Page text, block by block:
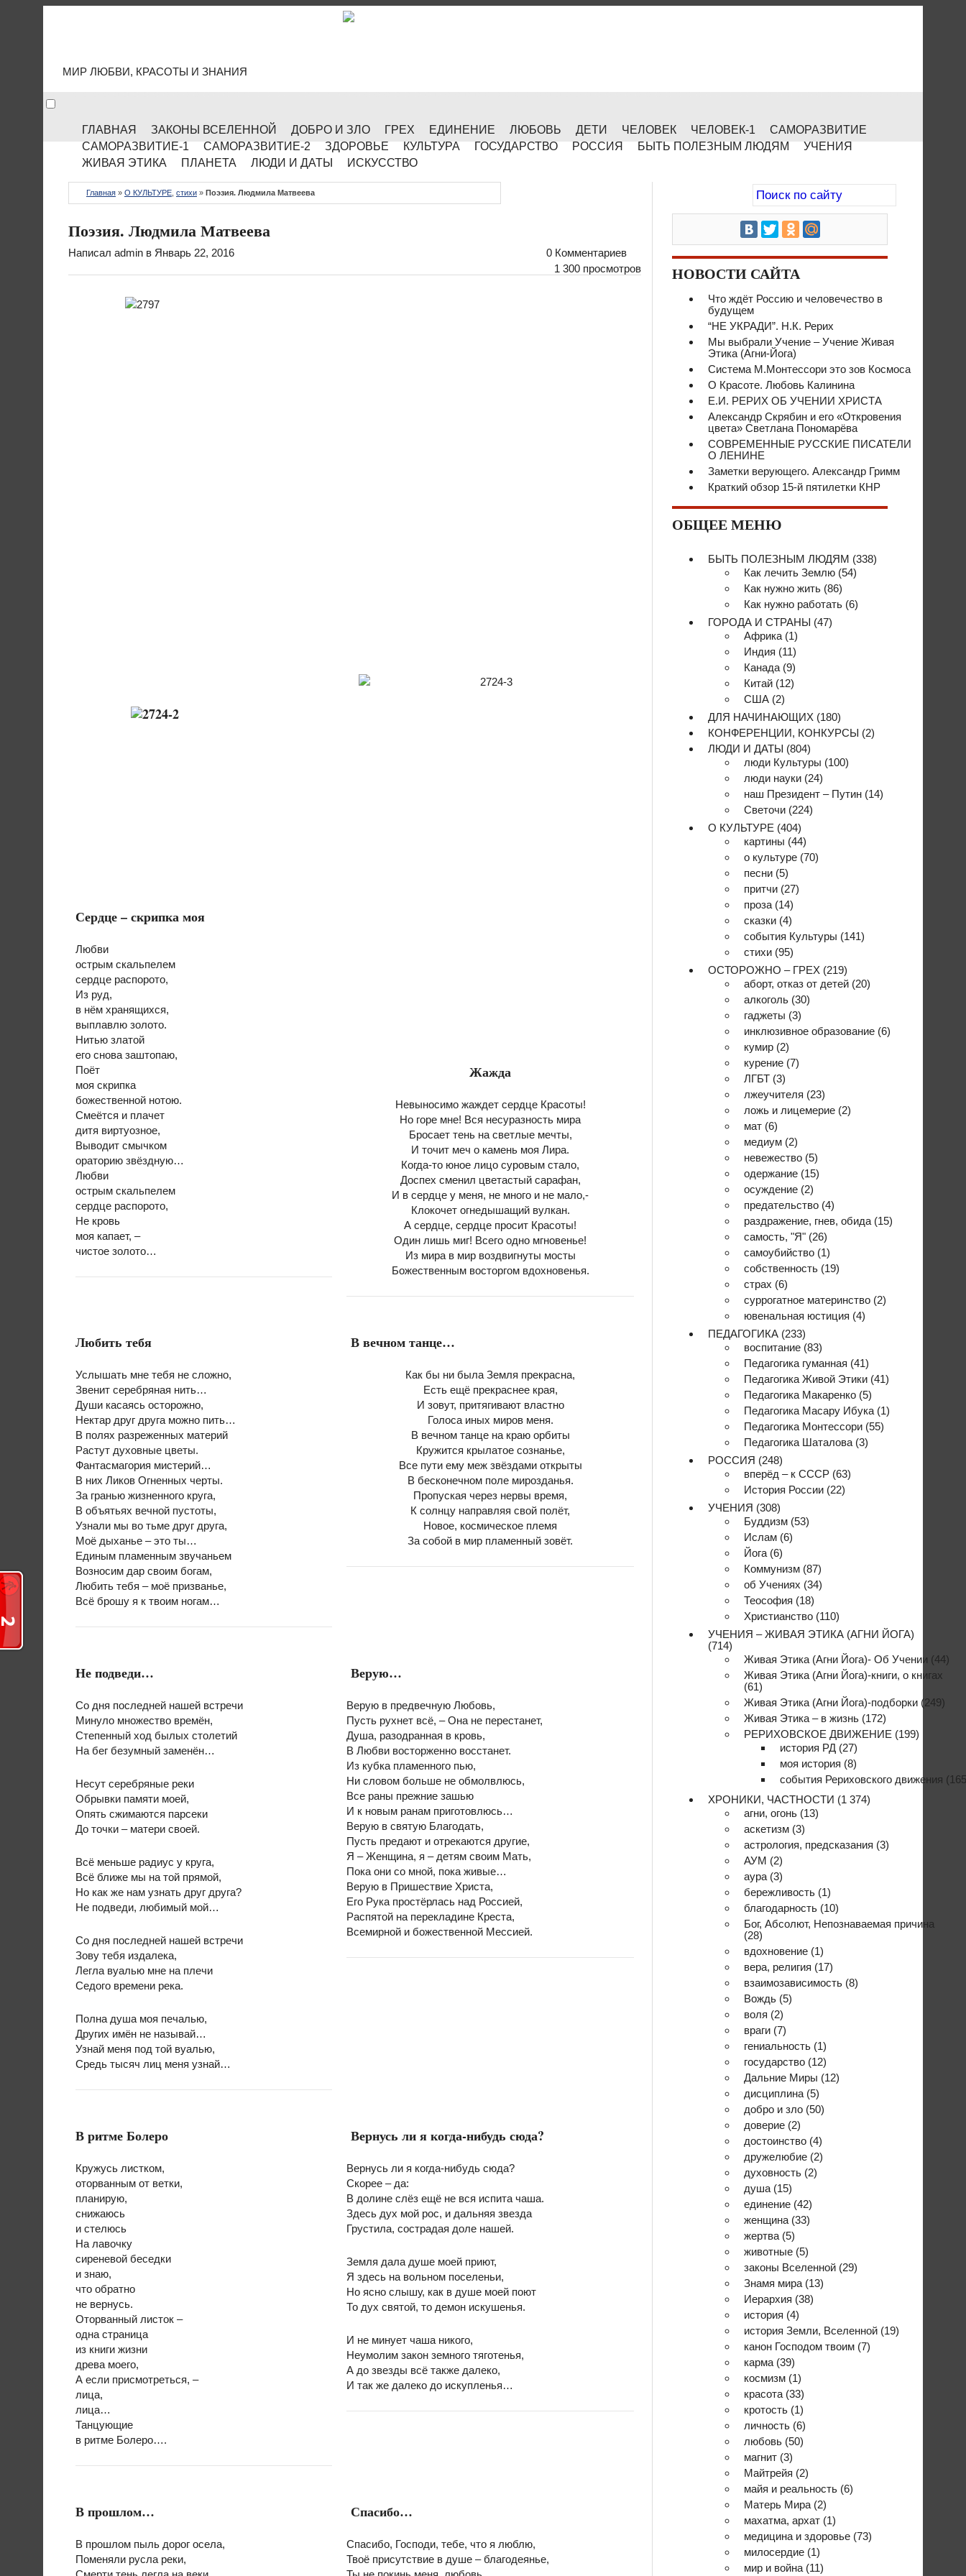
МИР ЛЮБВИ, КРАСОТЫ И ЗНАНИЯ
ГЛАВНАЯ ЗАКОНЫ ВСЕЛЕННОЙ ДОБРО И ЗЛО ГРЕХ ЕДИНЕНИЕ ЛЮБОВЬ ДЕТИ ЧЕЛОВЕК ЧЕЛОВЕК-1
САМОРАЗВИТИЕ
САМОРАЗВИТИЕ-1
САМОРАЗВИТИЕ-2 ЗДОРОВЬЕ КУЛЬТУРА ГОСУДАРСТВО РОССИЯ БЫТЬ ПОЛЕЗНЫМ ЛЮДЯМ
УЧЕНИЯ
ЖИВАЯ ЭТИКА
ПЛАНЕТА ЛЮДИ И ДАТЫ ИСКУССТВО
Главная » О КУЛЬТУРЕ стихи » Поэзия. Людмила Матвеева
Поэзия. Людмила Матвеева
Написал admin в Январь 22, 2016
0 Комментариев
1 300 просмотров
Сердце – скрипка моя
Любви
острым скальпелем
сердце распорото,
Из руд,
в нём хранящихся,
выплавлю золото.
Нитью златой
его снова заштопаю,
Поёт
моя скрипка
божественной нотою.
Смеётся и плачет
дитя виртуозное,
Выводит смычком
ораторию звёздную…
Любви
острым скальпелем
сердце распорото,
Не кровь
моя капает, –
чистое золото…
Жажда
Невыносимо жаждет сердце Красоты!
Но горе мне! Вся несуразность мира
Бросает тень на светлые мечты,
И точит меч о камень моя Лира.
Когда-то юное лицо суровым стало,
Доспех сменил цветастый сарафан,
И в сердце у меня, не много и не мало,-
Клокочет огнедышащий вулкан.
А сердце, сердце просит Красоты!
Один лишь миг! Всего одно мгновенье!
Из мира в мир воздвигнуты мосты
Божественным восторгом вдохновенья.
Любить тебя
Услышать мне тебя не сложно,
Звенит серебряная нить…
Души касаясь осторожно,
Нектар друг друга можно пить…
В полях разреженных материй
Растут духовные цветы.
Фантасмагория мистерий…
В них Ликов Огненных черты.
За гранью жизненного круга,
В объятьях вечной пустоты,
Узнали мы во тьме друг друга,
Моё дыханье – это ты…
Единым пламенным звучаньем
Возносим дар своим богам,
Любить тебя – моё призванье,
Всё брошу я к твоим ногам…
В вечном танце…
Как бы ни была Земля прекрасна,
Есть ещё прекраснее края,
И зовут, притягивают властно
Голоса иных миров меня.
В вечном танце на краю орбиты
Кружится крылатое сознанье,
Все пути ему меж звёздами открыты
В бесконечном поле мирозданья.
Пропуская через нервы время,
К солнцу направляя свой полёт,
Новое, космическое племя
За собой в мир пламенный зовёт.
Не подведи…
Со дня последней нашей встречи
Минуло множество времён,
Степенный ход былых столетий
На бег безумный заменён…
Несут серебряные реки
Обрывки памяти моей,
Опять сжимаются парсеки
До точки – матери своей.
Всё меньше радиус у круга,
Всё ближе мы на той прямой,
Но как же нам узнать друг друга?
Не подведи, любимый мой…
Со дня последней нашей встречи
Зову тебя издалека,
Легла вуалью мне на плечи
Седого времени река.
Полна душа моя печалью,
Других имён не называй…
Узнай меня под той вуалью,
Средь тысяч лиц меня узнай…
Верую…
Верую в предвечную Любовь,
Пусть рухнет всё, – Она не перестанет,
Душа, разодранная в кровь,
В Любви восторженно восстанет.
Из кубка пламенного пью,
Ни словом больше не обмолвлюсь,
Все раны прежние зашью
И к новым ранам приготовлюсь…
Верую в святую Благодать,
Пусть предают и отрекаются другие,
Я – Женщина, я – детям своим Мать,
Пока они со мной, пока живые…
Верую в Пришествие Христа,
Его Рука простёрлась над Россией,
Распятой на перекладине Креста,
Всемирной и божественной Мессией.
В ритме Болеро
Кружусь листком,
оторванным от ветки,
планирую,
снижаюсь
и стелюсь
На лавочку
сиреневой беседки
и знаю,
что обратно
не вернусь.
Оторванный листок –
одна страница
из книги жизни
древа моего,
А если присмотреться, –
лица,
лица…
Танцующие
в ритме Болеро….
Вернусь ли я когда-нибудь сюда?
Вернусь ли я когда-нибудь сюда?
Скорее – да:
В долине слёз ещё не вся испита чаша.
Здесь дух мой рос, и дальняя звезда
Грустила, сострадая доле нашей.
Земля дала душе моей приют,
Я здесь на вольном поселеньи,
Но ясно слышу, как в душе моей поют
То дух святой, то демон искушенья.
И не минует чаша никого,
Неумолим закон земного тяготенья,
А до звезды всё также далеко,
И так же далеко до искупленья…
В прошлом…
В прошлом пыль дорог осела,
Поменяли русла реки,
Спасибо…
Спасибо, Господи, тебе, что я люблю,
Твоё присутствие в душе – благодеянье,
НОВОСТИ САЙТА
Что ждёт Россию и человечество в
будущем
“НЕ УКРАДИ”. Н.К. Рерих
Мы выбрали Учение – Учение Живая
Этика (Агни-Йога)
Система М.Монтессори это зов Космоса
О Красоте. Любовь Калинина
Е.И. РЕРИХ ОБ УЧЕНИИ ХРИСТА
Александр Скрябин и его «Откровения
цвета» Светлана Пономарёва
СОВРЕМЕННЫЕ РУССКИЕ ПИСАТЕЛИ
О ЛЕНИНЕ
Заметки верующего. Александр Гримм
Краткий обзор 15-й пятилетки КНР
ОБЩЕЕ МЕНЮ
БЫТЬ ПОЛЕЗНЫМ ЛЮДЯМ (338)
Как лечить Землю (54)
Как нужно жить (86)
Как нужно работать (6)
ГОРОДА И СТРАНЫ (47)
Африка (1)
Индия (11)
Канада (9)
Китай (12)
США (2)
ДЛЯ НАЧИНАЮЩИХ (180)
КОНФЕРЕНЦИИ, КОНКУРСЫ (2)
ЛЮДИ И ДАТЫ (804)
люди Культуры (100)
люди науки (24)
наш Президент – Путин (14)
Светочи (224)
О КУЛЬТУРЕ (404)
картины (44)
о культуре (70)
песни (5)
притчи (27)
проза (14)
сказки (4)
события Культуры (141)
стихи (95)
ОСТОРОЖНО – ГРЕХ (219)
аборт, отказ от детей (20)
алкоголь (30)
гаджеты (3)
инклюзивное образование (6)
кумир (2)
курение (7)
ЛГБТ (3)
лжеучителя (23)
ложь и лицемерие (2)
мат (6)
медиум (2)
невежество (5)
одержание (15)
осуждение (2)
предательство (4)
раздражение, гнев, обида (15)
самость, "Я" (26)
самоубийство (1)
собственность (19)
страх (6)
суррогатное материнство (2)
ювенальная юстиция (4)
ПЕДАГОГИКА (233)
воспитание (83)
Педагогика гуманная (41)
Педагогика Живой Этики (41)
Педагогика Макаренко (5)
Педагогика Масару Ибука (1)
Педагогика Монтессори (55)
Педагогика Шаталова (3)
РОССИЯ (248)
вперёд – к СССР (63)
История России (22)
УЧЕНИЯ (308)
Буддизм (53)
Ислам (6)
Йога (6)
Коммунизм (87)
об Учениях (34)
Теософия (18)
Христианство (110)
УЧЕНИЯ – ЖИВАЯ ЭТИКА (АГНИ ЙОГА)
(714)
Живая Этика (Агни Йога)- Об Учении (44)
Живая Этика (Агни Йога)-книги, о книгах
(61)
Живая Этика (Агни Йога)-подборки (249)
Живая Этика – в жизнь (172)
РЕРИХОВСКОЕ ДВИЖЕНИЕ (199)
история РД (27)
моя история (8)
события Рериховского движения
ХРОНИКИ, ЧАСТНОСТИ (1 374)
агни, огонь (13)
аскетизм (3)
астрология, предсказания (3)
АУМ (2)
аура (3)
бережливость (1)
благодарность (10)
Бог, Абсолют, Непознаваемая причина
(28)
вдохновение (1)
вера, религия (17)
взаимозависимость (8)
Вождь (5)
воля (2)
враги (7)
гениальность (1)
государство (12)
Дальние Миры (12)
дисциплина (5)
добро и зло (50)
доверие (2)
достоинство (4)
дружелюбие (2)
духовность (2)
душа (15)
единение (42)
женщина (33)
жертва (5)
животные (5)
законы Вселенной (29)
Знамя мира (13)
Иерархия (38)
история (4)
история Земли, Вселенной (19)
канон Господом твоим (7)
карма (39)
космизм (1)
красота (33)
кротость (1)
личность (6)
любовь (50)
магнит (3)
Майтрейя (2)
майя и реальность (6)
Матерь Мира (2)
махатма, архат (1)
медицина и здоровье (73)
милосердие (1)
мир и война (11)